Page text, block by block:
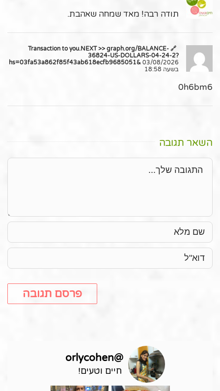
תודה רבה! מאד שמחה שאהבת.
🔗 Transaction to you.NEXT >> graph.org/BALANCE-
36824-US-DOLLARS-04-24-2?
hs=03fa53a862f85f43ab618ecfb9685051& 03/08/2026
בשעה 18:58
0h6bm6
השאר תגובה
תגובה
@
orlycohen
חיים וטעים!